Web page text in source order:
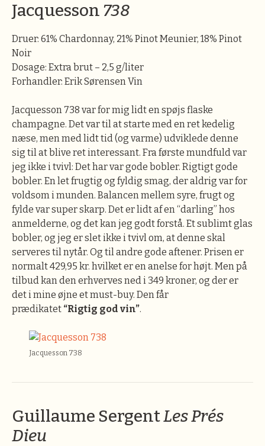
Jacquesson 738
Druer: 61% Chardonnay, 21% Pinot Meunier, 18% Pinot
Noir
Dosage: Extra brut – 2,5 g/liter
Forhandler: Erik Sørensen Vin
Jacquesson 738 var for mig lidt en spøjs flaske
champagne. Det var til at starte med en ret kedelig
næse, men med lidt tid (og varme) udviklede denne
sig til at blive ret interessant. Fra første mundfuld var
jeg ikke i tvivl: Det har var gode bobler. Rigtigt gode
bobler. En let frugtig og fyldig smag, der aldrig var for
voldsom i munden. Balancen mellem syre, frugt og
fylde var super skarp. Det er lidt af en “darling” hos
anmelderne, og det kan jeg godt forstå. Et sublimt glas
bobler, og jeg er slet ikke i tvivl om, at denne skal
serveres til nytår. Og til andre gode aftener. Prisen er
normalt 429,95 kr. hvilket er en anelse for højt. Men på
tilbud kan den erhverves ned i 349 kroner, og der er
det i mine øjne et must-buy. Den får
prædikatet “Rigtig god vin”.
Jacquesson 738
Guillaume SergentLes Prés
Dieu